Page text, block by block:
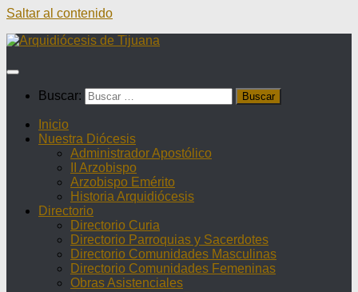
Saltar al contenido
Buscar:
Inicio
Nuestra Diócesis
Administrador Apostólico
II Arzobispo
Arzobispo Emérito
Historia Arquidiócesis
Directorio
Directorio Curia
Directorio Parroquias y Sacerdotes
Directorio Comunidades Masculinas
Directorio Comunidades Femeninas
Obras Asistenciales